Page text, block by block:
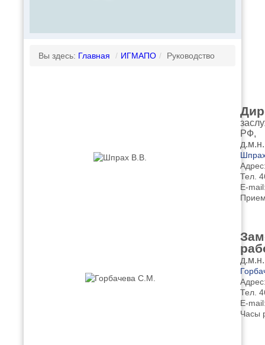
Вы здесь: Главная / ИГМАПО / Руководство
РФ,
Тел.
E-
Тел.
E-
Часы